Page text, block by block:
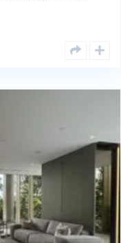
y sofisticado,